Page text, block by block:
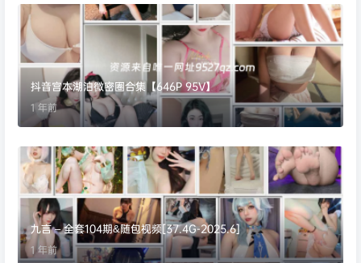
抖音宫本湖泊微密圈合集【646P 95V】
1 年前
九言 – 全套104期&随包视频[37.4G-2025.6]
1 年前